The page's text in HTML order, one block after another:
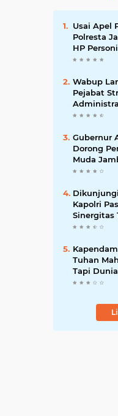
Usai Apel
Polresta
HP
Wabup
Pejabat
Pengawas
Gubernur
Dorong
Muda
Tingkat
Kapolri
Sinergitas
Ancaman
Tuhan
Tapi Dunia
Diberitahu